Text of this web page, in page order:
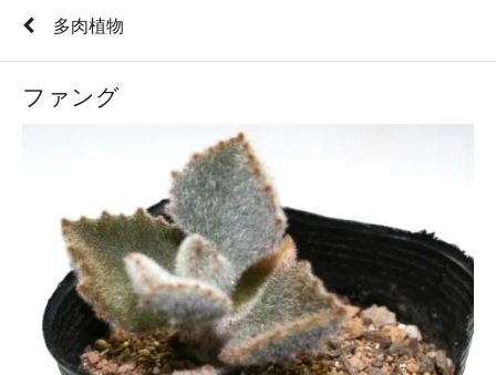
多肉植物
ファング